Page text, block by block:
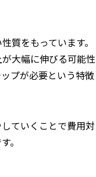
質をもっています。
大幅に伸びる可能性
プが必要という特徴
ていくことで費用対
。